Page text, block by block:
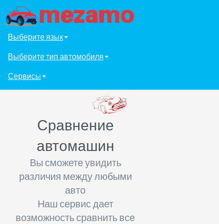
Выберите язык
Выберите тип автомобиля
Сервисы
Сравнение
автомашин
Вы сможете увидить
различия между любыми
авто
Наш сервис дает
возможность сравнить все